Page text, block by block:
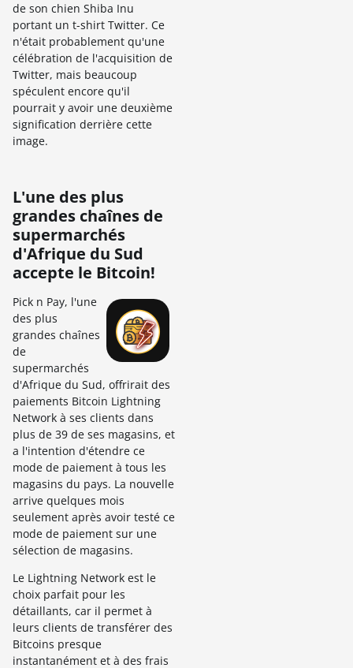
de son chien Shiba Inu
portant un t-shirt Twitter. Ce
n'était probablement qu'une
célébration de l'acquisition de
Twitter, mais beaucoup
spéculent encore qu'il
pourrait y avoir une deuxième
signification derrière cette
image.
L'une des plus
grandes chaînes de
supermarchés
d'Afrique du Sud
accepte le Bitcoin!
Pick n Pay, l'une
des plus
grandes chaînes
de
supermarchés
d'Afrique du Sud, offrirait des
paiements Bitcoin Lightning
Network à ses clients dans
plus de 39 de ses magasins, et
a l'intention d'étendre ce
mode de paiement à tous les
magasins du pays. La nouvelle
arrive quelques mois
seulement après avoir testé ce
mode de paiement sur une
sélection de magasins.
Le Lightning Network est le
choix parfait pour les
détaillants, car il permet à
leurs clients de transférer des
Bitcoins presque
instantanément et à des frais